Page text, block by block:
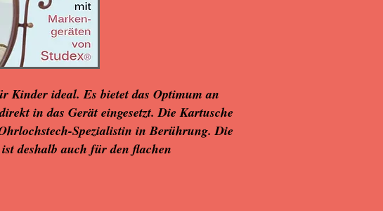
Kinder ideal. Es bietet das Optimum an
in das Gerät eingesetzt. Die Kartusche
Spezialistin in Berührung. Die
deshalb auch für den flachen